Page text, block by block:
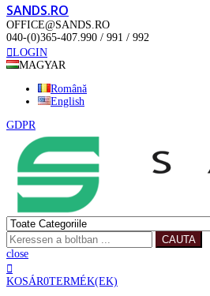
SANDS.RO
OFFICE@SANDS.RO
040-(0)365-407.990 / 991 / 992
LOGIN
MAGYAR
Română
English
GDPR
CAUTA
close
KOSÁR0TERMÉK(EK)